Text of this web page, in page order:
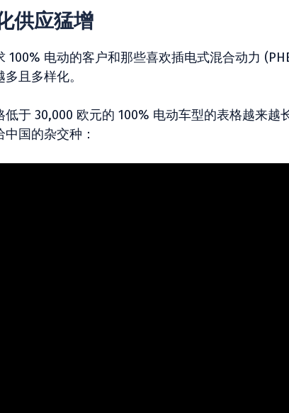
供应猛增
100% 电动的客户和那些喜欢插电式混合动力
且多样化。
低于 30,000 欧元的 100% 电动车型的表格越来
国的杂交种：